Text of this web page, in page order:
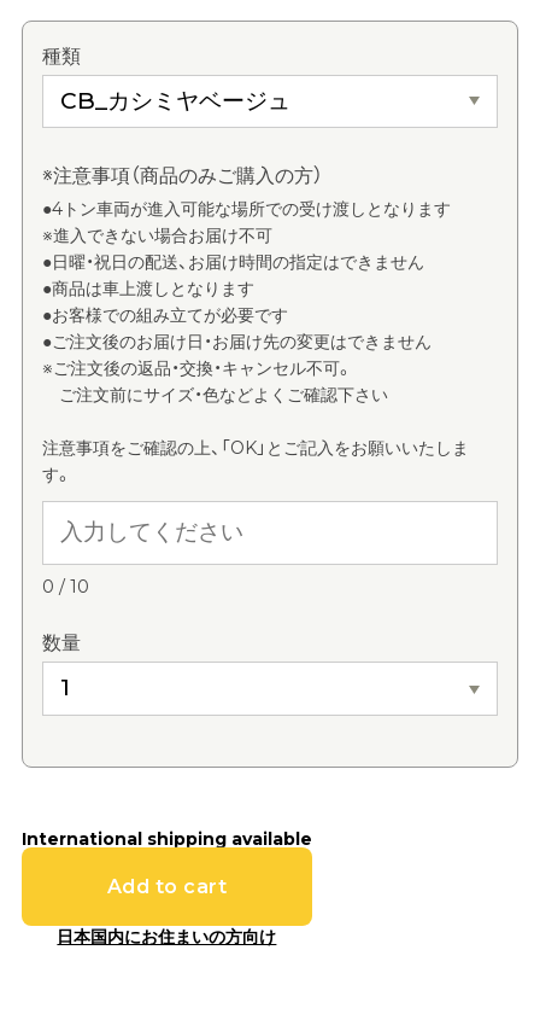
種類
※注意事項（商品のみご購入の方）
●4トン車両が進入可能な場所での受け渡しとなります
※進入できない場合お届け不可
●日曜・祝日の配送、お届け時間の指定はできません
●商品は車上渡しとなります
●お客様での組み立てが必要です
●ご注文後のお届け日・お届け先の変更はできません
※ご注文後の返品・交換・キャンセル不可。
ご注文前にサイズ・色などよくご確認下さい
注意事項をご確認の上、「OK」とご記入をお願いいたしま
す。
0 /10
数量
International shipping available
Add to cart
日本国内にお住まいの方向け